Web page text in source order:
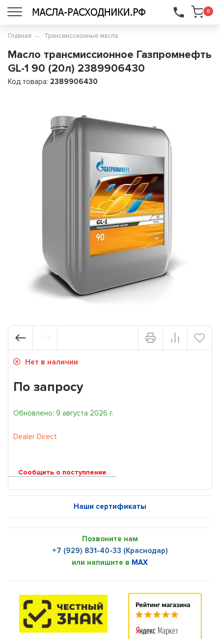
0
...
Главная Трансмиссионные масла
Масло трансмиссионное Газпромнефть
GL-1 90 (20л) 2389906430
Код товара: 2389906430
Нет в наличии
По запросу
Обновлено: 9 августа 2026 г.
Dealer Direct
Сообщить о поступлении
Наши сертификаты
Позвоните нам
+7 (929) 831-40-33 (Краснодар)
или напишите в MAX